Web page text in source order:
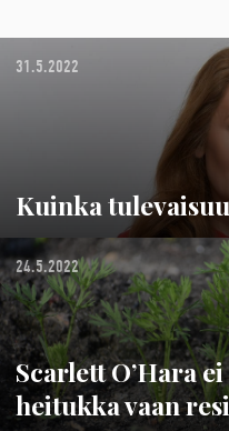
31.5.2022
Kuinka
24.5.2022
Scarlett O’Hara
heitukka vaan